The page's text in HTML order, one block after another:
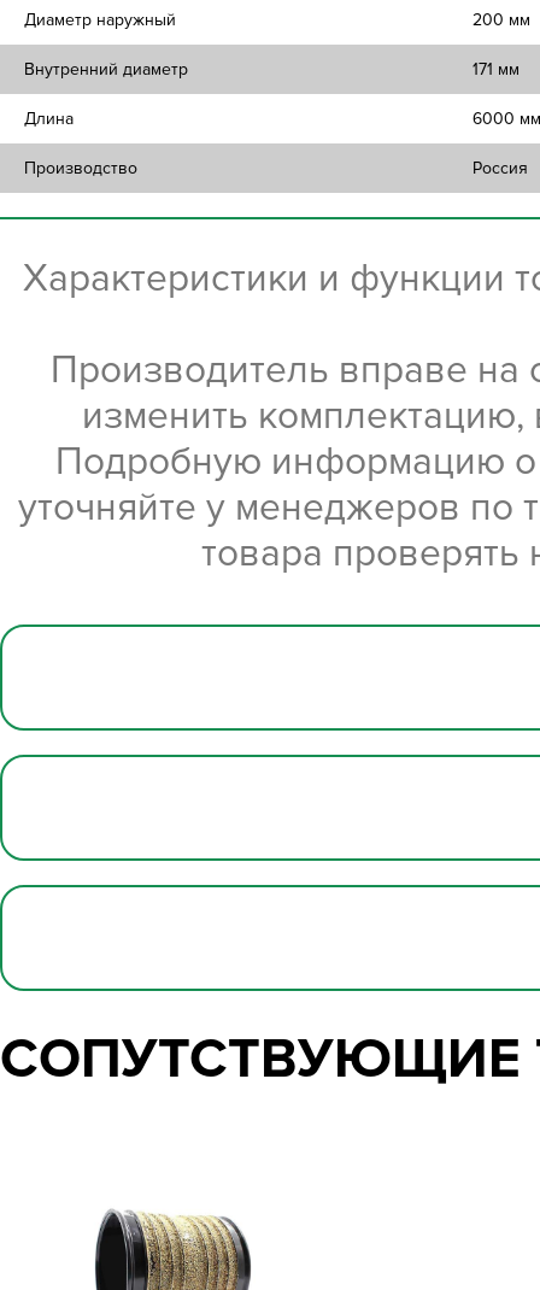
Диаметр наружный 200 мм
Внутренний диаметр 171 мм
Длина 6000 мм
Производство Россия
Характеристики и функции
Производитель вправе на
изменить комплектацию,
Подробную информацию о
уточняйте у менеджеров по
товара
СОПУТСТВУЮЩИЕ